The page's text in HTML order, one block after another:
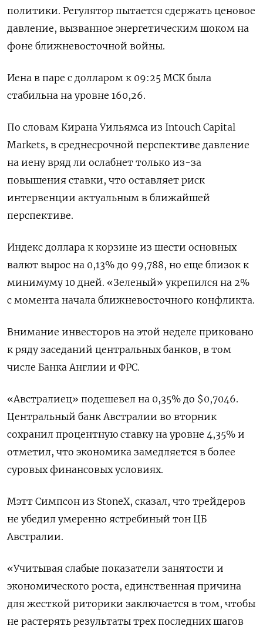
политики. Регулятор пытается ​сдержать ценовое
⁠давление, вызванное энергетическим шоком на
фоне ближневосточной войны.
Иена ‌в паре с долларом к 09:25 ‌МСК была
стабильна на уровне 160,26.
По словам Кирана Уильямса из Intouch Capital ​
Markets, в среднесрочной перспективе давление
на иену вряд ли ослабнет только ‌из-за
повышения ставки, что оставляет риск
интервенции актуальным в ближайшей
перспективе.
Индекс ​доллара к корзине из шести основных
валют вырос на 0,13% до ‌99,788, но еще близок к
минимуму 10 дней. «Зеленый» укрепился на 2%
с момента начала ближневосточного конфликта.
Внимание инвесторов на этой ​неделе приковано
к ​ряду заседаний центральных банков, ‌в том
числе Банка Англии и ФРС.
«Австралиец» подешевел на 0,35% ​до $0,7046.
Центральный банк Австралии во вторник
сохранил процентную ставку на уровне 4,35% и
отметил, что экономика замедляется в более
суровых финансовых условиях.
Мэтт Симпсон из StoneX, сказал, что трейдеров
не убедил умеренно ястребиный тон ЦБ
Австралии.
«Учитывая слабые показатели занятости и
экономического роста, единственная причина
для жесткой риторики заключается в том, чтобы
​не растерять результаты трех ⁠последних шагов